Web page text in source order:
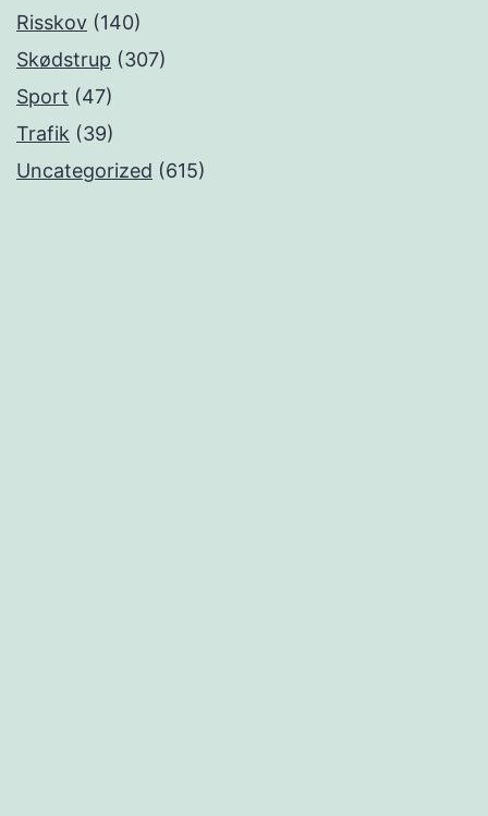
Risskov (140)
Skødstrup (307)
Sport (47)
Trafik (39)
Uncategorized (615)